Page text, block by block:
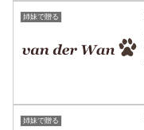
姉妹で贈る
姉妹で贈る